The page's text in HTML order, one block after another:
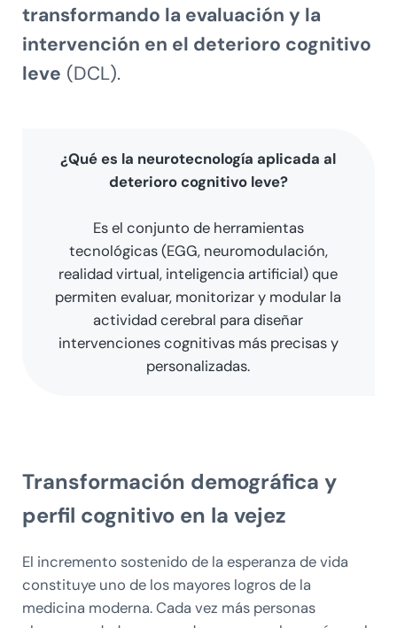
transformando la evaluación y la
intervención en el deterioro cognitivo
leve (DCL).
¿Qué es la neurotecnología aplicada al
deterioro cognitivo leve?
Es el conjunto de herramientas
tecnológicas (EGG, neuromodulación,
realidad virtual, inteligencia artificial) que
permiten evaluar, monitorizar y modular la
actividad cerebral para diseñar
intervenciones cognitivas más precisas y
personalizadas.
Transformación demográfica y
perfil cognitivo en la vejez
El incremento sostenido de la esperanza de vida
constituye uno de los mayores logros de la
medicina moderna. Cada vez más personas